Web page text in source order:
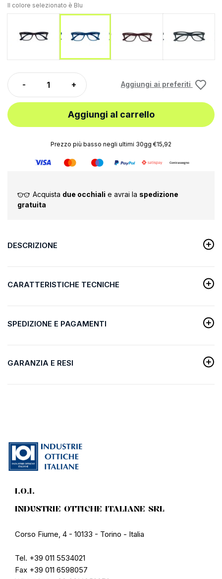
Il colore selezionato è Blu
Aggiungi ai preferiti
Aggiungi al carrello
Prezzo più basso negli ultimi 30gg €15,92
Acquista due occhiali e avrai la spedizione
gratuita
DESCRIZIONE
CARATTERISTICHE TECNICHE
SPEDIZIONE E PAGAMENTI
GARANZIA E RESI
I.O.I.
INDUSTRIE OTTICHE ITALIANE SRL
Corso Fiume, 4 - 10133 - Torino - Italia
Tel. +39 011 5534021
Fax +39 011 6598057